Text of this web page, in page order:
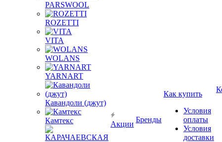
PARSWOOL
ROZETTI
VITA
WOLANS
YARNART
Кавандоли (джут)
Камтекс Акции
Бренды
Как купить
Условия
оплаты
Условия
доставки